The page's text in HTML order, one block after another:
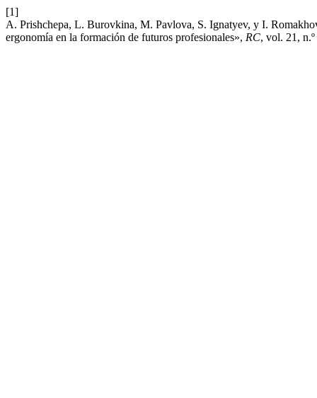
[1]
A. Prishchepa, L. Burovkina, M. Pavlova, S. Ignatyev, y I.
ergonomía en la formación de futuros profesionales», RC, vol. 21,